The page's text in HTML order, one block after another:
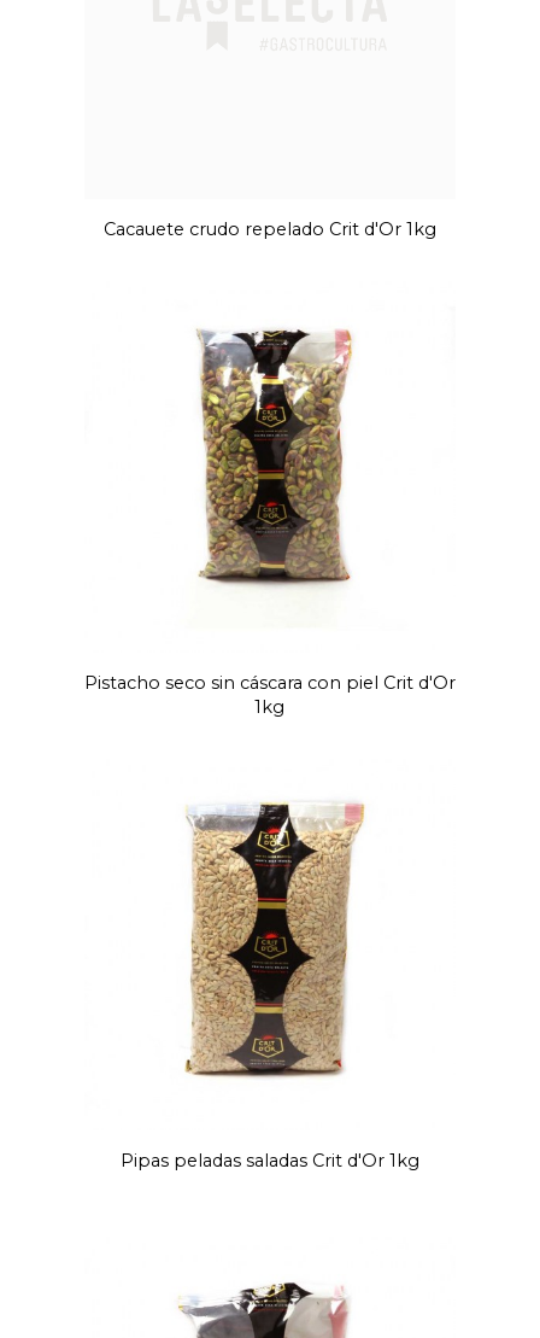
Cacauete crudo repelado Crit d'Or 1kg
Pistacho seco sin cáscara con piel Crit d'Or
1kg
Pipas peladas saladas Crit d'Or 1kg